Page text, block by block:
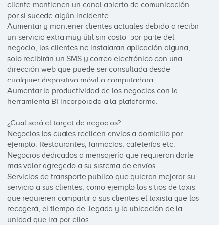
cliente mantienen un canal abierto de comunicación
por si sucede algún incidente.
Aumentar y mantener clientes actuales debido a recibir
un servicio extra muy útil sin costo  por parte del
negocio, los clientes no instalaran aplicación alguna,
solo recibirán un SMS y correo electrónico con una
dirección web que puede ser consultada desde
cualquier dispositivo móvil o computadora.
Aumentar la productividad de los negocios con la
herramienta BI incorporada a la plataforma.
¿Cual será el target de negocios?
Negocios los cuales realicen envíos a domicilio por
ejemplo: Restaurantes, farmacias, cafeterías etc.
Negocios dedicados a mensajería que requieran darle
mas valor agregado a su sistema de envíos.
Servicios de transporte publico que quieran mejorar su
servicio a sus clientes, como ejemplo los sitios de taxis
que requieren compartir a sus clientes el taxista que los
recogerá, el tiempo de llegada y la ubicación de la
unidad que ira por ellos.